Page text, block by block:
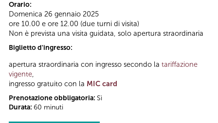
Orario:
Domenica 26 gennaio 2025
ore 10.00 e ore 12.00 (due turni di visita)
Non è prevista una visita guidata, solo apertura straordinaria
Biglietto d'ingresso:
apertura straordinaria con ingresso secondo la tariffazione
vigente,
ingresso gratuito con la MIC card
Prenotazione obbligatoria: Sì
Durata: 60 minuti